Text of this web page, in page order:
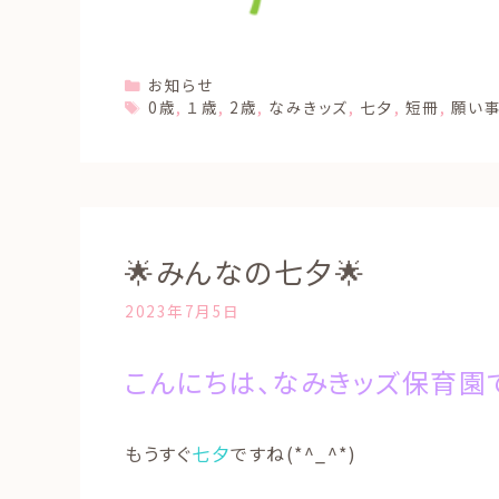
Categories
お知らせ
Tags
0歳, １歳, 2歳, なみきッズ, 七夕 , 短冊, 願い事
🌟みんなの七夕🌟
2023年7月5日
こんにちは、なみきッズ保育
もうすぐ七夕ですね(*^_^*)